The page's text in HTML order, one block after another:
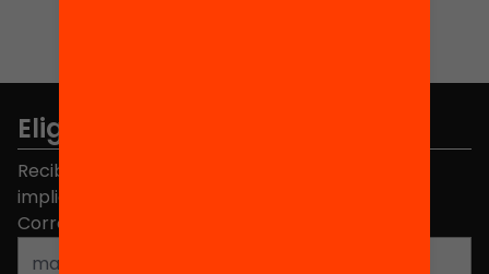
Elige equidad
Recibe contenidos, iniciativas y proyectos para
implicarte.
Correo electrónico